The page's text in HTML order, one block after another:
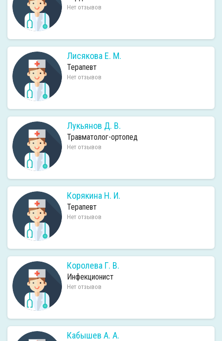
Нет отзывов
Лисякова Е. М.
Терапевт
Нет отзывов
Лукьянов Д. В.
Травматолог-ортопед
Нет отзывов
Корякина Н. И.
Терапевт
Нет отзывов
Королева Г. В.
Инфекционист
Нет отзывов
Кабышев А. А.